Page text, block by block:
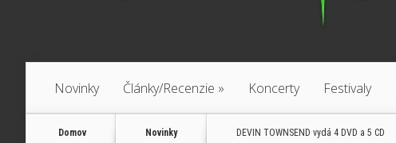
Novinky Články/Recenzie » Koncerty Festivaly
Domov Novinky DEVIN TOWNSEND vydá 4 DVD a 5 CD